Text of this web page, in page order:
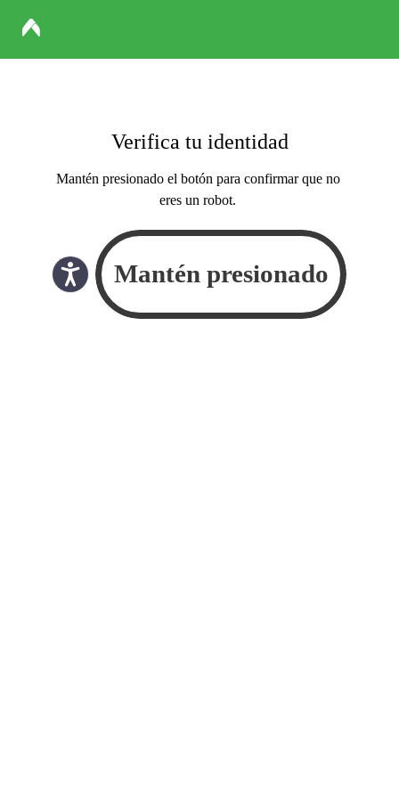
Verifica tu identidad
Mantén presionado el botón para confirmar que no
eres un robot.